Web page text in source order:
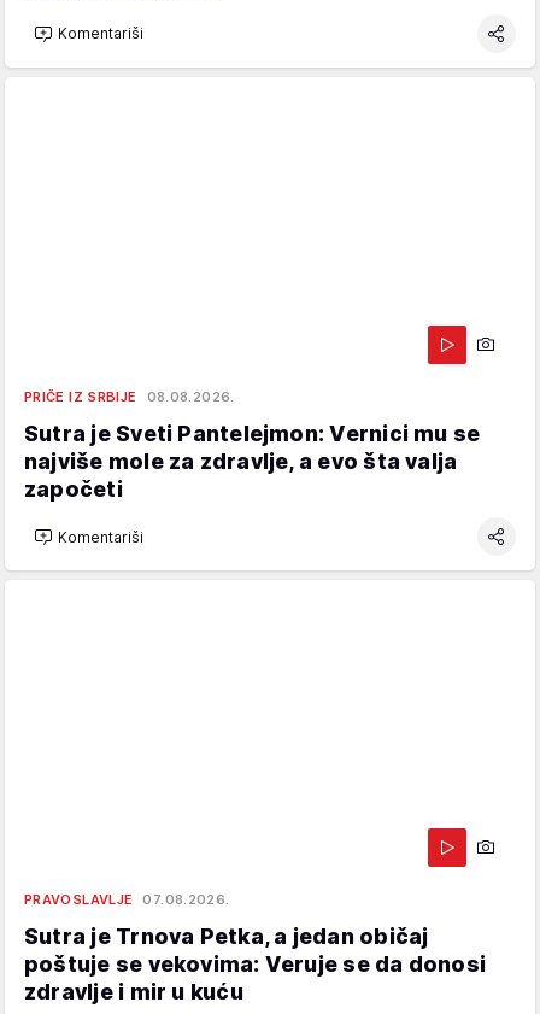
Komentariši
PRIČE IZ SRBIJE 08.08.2026.
Sutra je Sveti Pantelejmon: Vernici mu se
najviše mole za zdravlje, a evo šta valja
započeti
Komentariši
PRAVOSLAVLJE 07.08.2026.
Sutra je Trnova Petka, a jedan običaj
poštuje se vekovima: Veruje se da donosi
zdravlje i mir u kuću